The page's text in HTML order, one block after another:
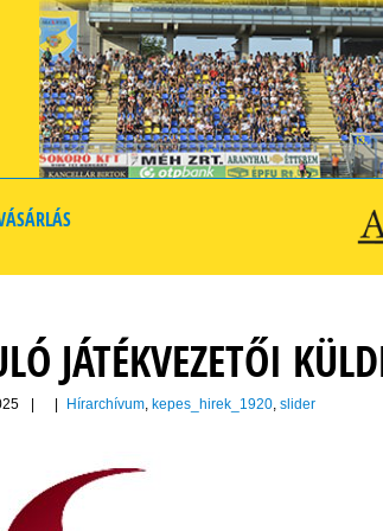
JÁTÉKVEZETŐI
Hírarchívum, kepes_hirek_1920, slider